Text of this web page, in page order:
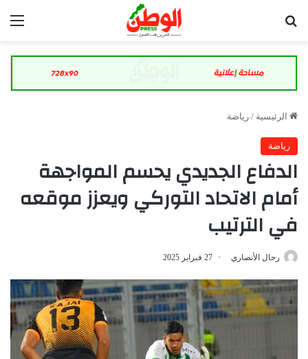
الرئيسية / رياضة
رياضة
الدفاع الجديدي يحسم المواجهة
أمام الاتحاد التوركي ويعزز موقعه
في الترتيب
رحال الأنصاري 27 فبراير 2025